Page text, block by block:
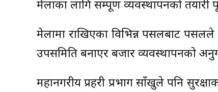
मेलाका लागि सम्पूर्ण व्यवस्थापनको
मेलामा राखिएका विभिन्न पसलबाट
उपसमिति बनाएर बजार व्यवस्थापनको
महानगरीय प्रहरी प्रभाग साँखुले पनि